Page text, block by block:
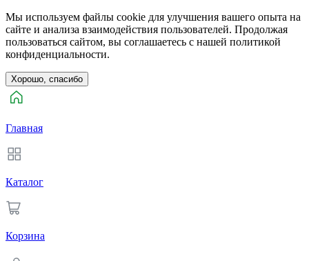
Мы используем файлы cookie для улучшения вашего опыта на
сайте и анализа взаимодействия пользователей. Продолжая
пользоваться сайтом, вы соглашаетесь с нашей политикой
конфиденциальности.
Хорошо, спасибо
Главная
Каталог
Корзина